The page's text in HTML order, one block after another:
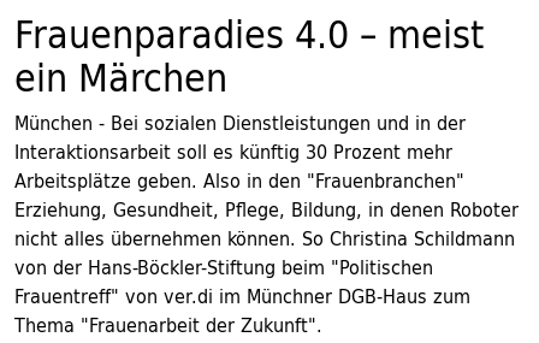
Frauenparadies 4.0 – meist
ein Märchen
München - Bei sozialen Dienstleistungen und in der
Interaktionsarbeit soll es künftig 30 Prozent mehr
Arbeitsplätze geben. Also in den "Frauenbranchen"
Erziehung, Gesundheit, Pflege, Bildung, in denen Roboter
nicht alles übernehmen können. So Christina Schildmann
von der Hans-Böckler-Stiftung beim "Politischen
Frauentreff" von ver.di im Münchner DGB-Haus zum
Thema "Frauenarbeit der Zukunft".